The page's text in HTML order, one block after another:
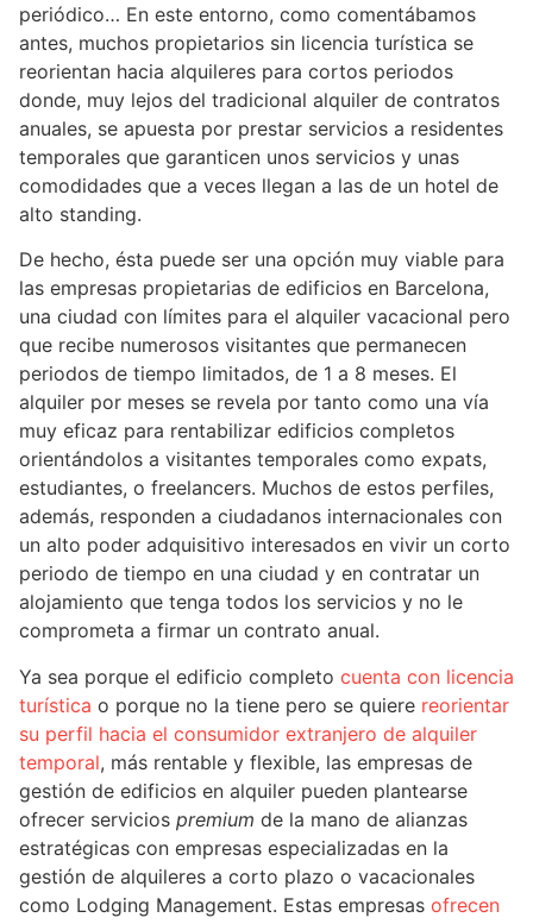
periódico… En este entorno, como comentábamos
antes, muchos propietarios sin licencia turística se
reorientan hacia alquileres para cortos periodos
donde, muy lejos del tradicional alquiler de contratos
anuales, se apuesta por prestar servicios a residentes
temporales que garanticen unos servicios y unas
comodidades que a veces llegan a las de un hotel de
alto standing.
De hecho, ésta puede ser una opción muy viable para
las empresas propietarias de edificios en Barcelona,
una ciudad con límites para el alquiler vacacional pero
que recibe numerosos visitantes que permanecen
periodos de tiempo limitados, de 1 a 8 meses. El
alquiler por meses se revela por tanto como una vía
muy eficaz para rentabilizar edificios completos
orientándolos a visitantes temporales como expats,
estudiantes, o freelancers. Muchos de estos perfiles,
además, responden a ciudadanos internacionales con
un alto poder adquisitivo interesados en vivir un corto
periodo de tiempo en una ciudad y en contratar un
alojamiento que tenga todos los servicios y no le
comprometa a firmar un contrato anual.
Ya sea porque el edificio completo cuenta con licencia
turística o porque no la tiene pero se quiere reorientar
su perfil hacia el consumidor extranjero de alquiler
temporal, más rentable y flexible, las empresas de
gestión de edificios en alquiler pueden plantearse
ofrecer servicios premium de la mano de alianzas
estratégicas con empresas especializadas en la
gestión de alquileres a corto plazo o vacacionales
como Lodging Management. Estas empresas ofrecen